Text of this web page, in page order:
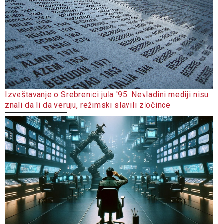
Izveštavanje o Srebrenici jula '95: Nevladini mediji nisu
znali da li da veruju, režimski slavili zločince